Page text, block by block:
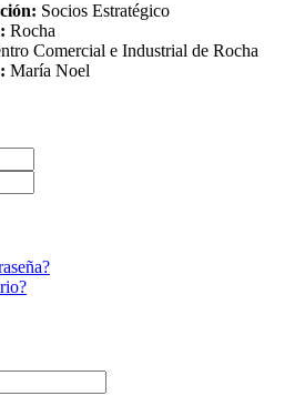
Socios Estratégico
Rocha
Comercial e Industrial de Rocha
María Noel